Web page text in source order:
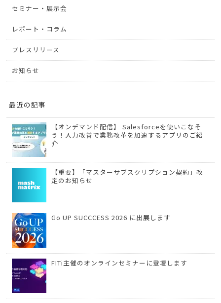
セミナー・展示会
レポート・コラム
プレスリリース
お知らせ
最近の記事
【オンデマンド配信】 Salesforceを使いこなそ
う！入力改善で業務改革を加速するアプリのご紹
介
【重要】「マスターサブスクリプション契約」改
定のお知らせ
Go UP SUCCCESS 2026 に出展します
FITi主催のオンラインセミナーに登壇します